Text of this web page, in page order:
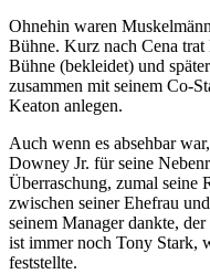
Ohnehin waren
Bühne. Kurz nach Cena trat
Bühne (bekleidet) und
zusammen mit seinem Co-
Keaton anlegen.
Auch wenn es absehbar
Downey Jr. für seine
Überraschung, zumal seine
zwischen seiner Ehefrau
seinem Manager dankte,
ist immer noch Tony Stark,
feststellte.